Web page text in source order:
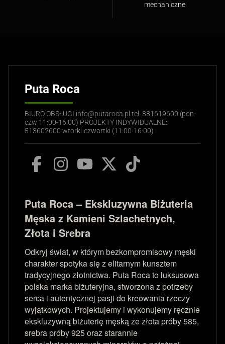
mechaniczne
Puta Roca
BIURO OBSŁUGI info@putaroca.pl tel. 881619600 (pon-
czw 11:00-16:00) PROJEKTY INDYWIDUALNE:
513602600 wtorki-czwartki (11:00-16:00)
Puta Roca – Ekskluzywna Biżuteria
Męska z Kamieni Szlachetnych,
Złota i Srebra
Odkryj świat, w którym bezkompromisowy męski
charakter spotyka się z elitarnym kunsztem
tradycyjnego złotnictwa. Puta Roca to luksusowa
polska marka biżuteryjna, stworzona z potrzeby
serca i autentycznej pasji do kreowania rzeczy
wyjątkowych. Projektujemy i wykonujemy ręcznie
ekskluzywną biżuterię męską ze złota próby 585,
srebra próby 925 oraz starannie